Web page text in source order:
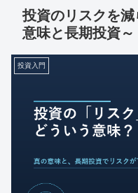
投資のリスクを
意味と長期投資～
投資入門